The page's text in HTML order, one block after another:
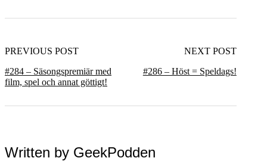
PREVIOUS POST
#284 – Säsongspremiär med
film, spel och annat göttigt!
NEXT POST
#286 – Höst = Speldags!
Written by GeekPodden